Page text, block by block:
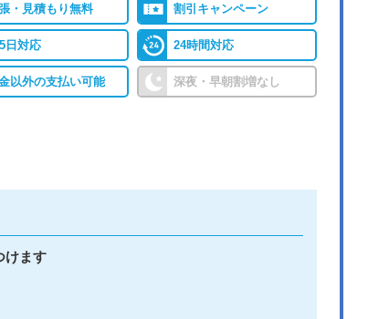
・見積もり無料 割引キャンペーン
日対応 24時間対応
以外の支払い可能 深夜・早朝割増なし
けます